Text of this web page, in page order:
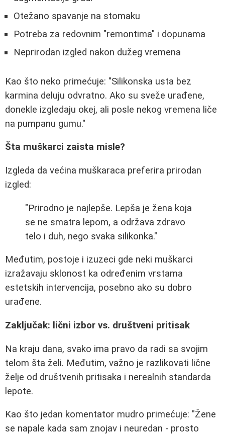
Otežano spavanje na stomaku
Potreba za redovnim "remontima" i dopunama
Neprirodan izgled nakon dužeg vremena
Kao što neko primećuje: "Silikonska usta bez
karmina deluju odvratno. Ako su sveže urađene,
donekle izgledaju okej, ali posle nekog vremena liče
na pumpanu gumu."
Šta muškarci zaista misle?
Izgleda da većina muškaraca preferira prirodan
izgled:
"Prirodno je najlepše. Lepša je žena koja
se ne smatra lepom, a održava zdravo
telo i duh, nego svaka silikonka."
Međutim, postoje i izuzeci gde neki muškarci
izražavaju sklonost ka određenim vrstama
estetskih intervencija, posebno ako su dobro
urađene.
Zaključak: lični izbor vs. društveni pritisak
Na kraju dana, svako ima pravo da radi sa svojim
telom šta želi. Međutim, važno je razlikovati lične
želje od društvenih pritisaka i nerealnih standarda
lepote.
Kao što jedan komentator mudro primećuje: "Žene
se napale kada sam znojav i neuredan - prosto